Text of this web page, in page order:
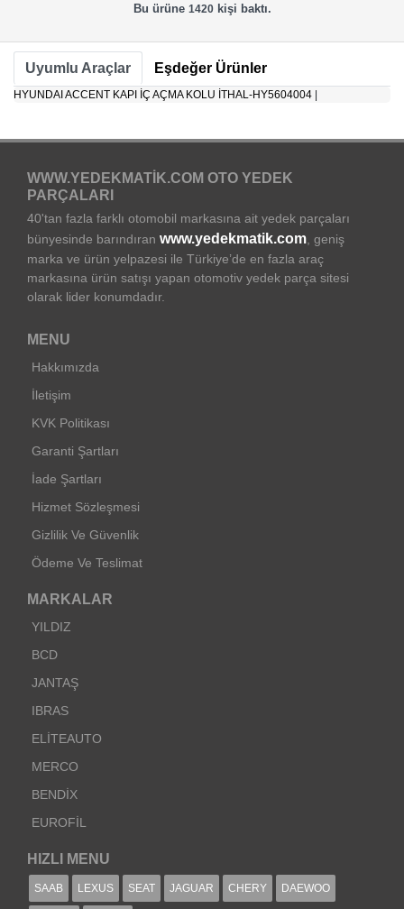
Bu ürüne 1420kişi baktı.
Uyumlu Araçlar Eşdeğer Ürünler
HYUNDAI ACCENT KAPI İÇ AÇMA KOLU İTHAL-HY5604004 |
WWW.YEDEKMATIK.COM OTO YEDEK
PARÇALARI
40'tan fazla farklı otomobil markasına ait yedek parçaları
bünyesinde barındıran www.yedekmatik.com , geniş
marka ve ürün yelpazesi ile Türkiye’de en fazla araç
markasına ürün satışı yapan otomotiv yedek parça sitesi
olarak lider konumdadır.
MENU
Hakkımızda
İletişim
KVK Politikası
Garanti Şartları
İade Şartları
Hizmet Sözleşmesi
Gizlilik Ve Güvenlik
Ödeme Ve Teslimat
MARKALAR
YILDIZ
BCD
JANTAŞ
IBRAS
ELİTEAUTO
MERCO
BENDİX
EUROFİL
HIZLI MENU
SAAB LEXUS SEAT JAGUAR CHERY DAEWOO